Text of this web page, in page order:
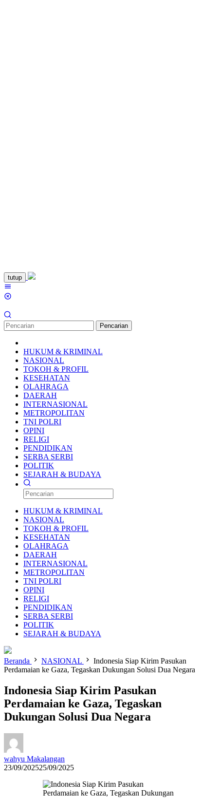
Loncat
ke
konten
tutup
Pencarian
HUKUM & KRIMINAL
NASIONAL
TOKOH & PROFIL
KESEHATAN
OLAHRAGA
DAERAH
INTERNASIONAL
METROPOLITAN
TNI POLRI
OPINI
RELIGI
PENDIDIKAN
SERBA SERBI
POLITIK
SEJARAH & BUDAYA
HUKUM & KRIMINAL
NASIONAL
TOKOH & PROFIL
KESEHATAN
OLAHRAGA
DAERAH
INTERNASIONAL
METROPOLITAN
TNI POLRI
OPINI
RELIGI
PENDIDIKAN
SERBA SERBI
POLITIK
SEJARAH & BUDAYA
Beranda NASIONAL
Indonesia Siap Kirim Pasukan
Perdamaian ke Gaza, Tegaskan Dukungan Solusi Dua Negara
Indonesia Siap Kirim Pasukan
Perdamaian ke Gaza, Tegaskan
Dukungan Solusi Dua Negara
wahyu Makalangan
23/09/202525/09/2025